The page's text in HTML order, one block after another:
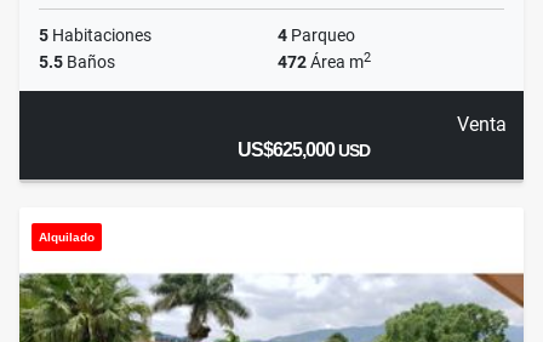
5 Habitaciones 4 Parqueo
5.5 Baños 472Área m2
Venta
US$625,000USD
Alquilado